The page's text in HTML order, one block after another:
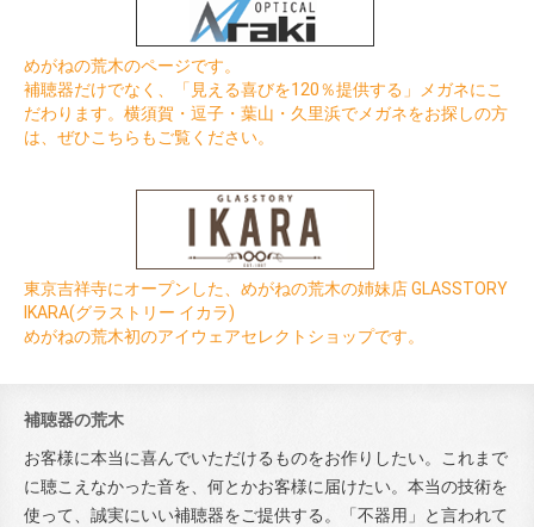
めがねの荒木のページです。
補聴器だけでなく、「見える喜びを120％提供する」メガネにこ
だわります。横須賀・逗子・葉山・久里浜でメガネをお探しの方
は、ぜひこちらもご覧ください。
東京吉祥寺にオープンした、めがねの荒木の姉妹店 GLASSTORY
IKARA(グラストリー イカラ)
めがねの荒木初のアイウェアセレクトショップです。
補聴器の荒木
お客様に本当に喜んでいただけるものをお作りしたい。これまで
に聴こえなかった音を、何とかお客様に届けたい。本当の技術を
使って、誠実にいい補聴器をご提供する。「不器用」と言われて